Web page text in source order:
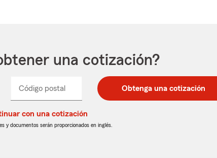
una cotización?
Código postal
postal
de
postal
de
_____ Obtenga una cotización
con una cotización
y documentos serán proporcionados en inglés.